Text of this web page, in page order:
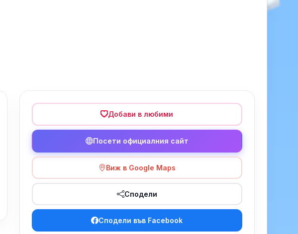
Добави в любими
Посети официалния сайт
Виж в Google Maps
Сподели
Сподели във Facebook